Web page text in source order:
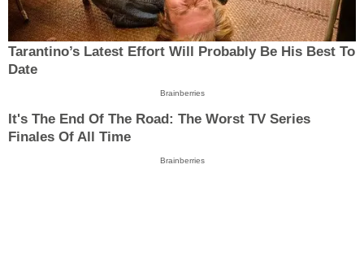
Tarantino’s Latest Effort Will Probably Be His Best To
Date
Brainberries
It's The End Of The Road: The Worst TV Series
Finales Of All Time
Brainberries